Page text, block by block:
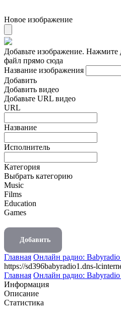
Новое изображение
Добавьте изображение. Нажмите
файл прямо сюда
Название изображения
Добавить
Добавить видео
Добавьте URL видео
URL
Название
Исполнитель
Категория
Выбрать категорию
Music
Films
Education
Games
Добавить
Главная Онлайн радио: Babyradio
https://sd396babyradio1.dns-
Главная Онлайн радио: Babyradio
Информация
Описание
Статистика